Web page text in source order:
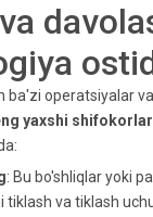
ba'zi operatsiyalar
yaxshi
: Bu bo'shliqlar yoki
tiklash va tiklash